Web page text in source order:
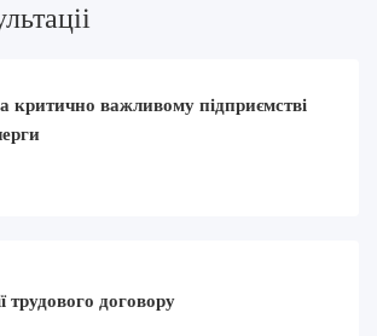
критично важливому підприємстві
трудового договору